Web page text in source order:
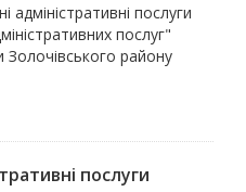
адміністративні послуги
послуг"
Золочівського району
послуги